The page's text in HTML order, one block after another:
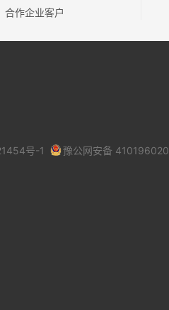
合作企业客户
号-1 豫公网安备